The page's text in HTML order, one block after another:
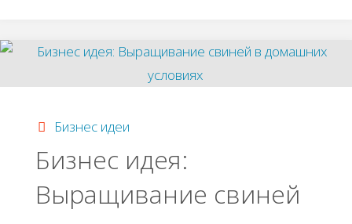
дела
долгий
ящик"
Бизнес идеи
Бизнес идея:
Выращивание свиней